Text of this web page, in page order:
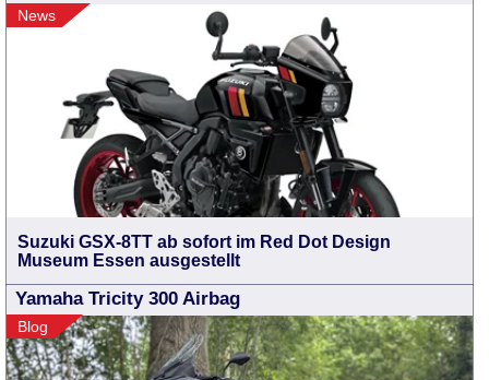
News
Suzuki GSX-8TT ab sofort im Red Dot Design
Museum Essen ausgestellt
Yamaha Tricity 300 Airbag
Blog